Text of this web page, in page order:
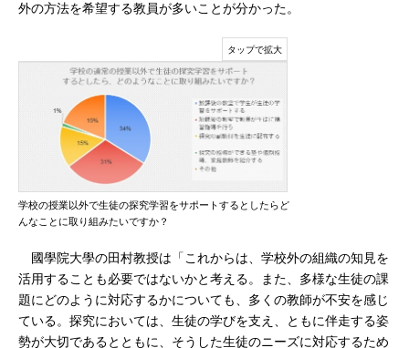
外の方法を希望する教員が多いことが分かった。
学校の授業以外で生徒の探究学習をサポートするとしたらど
んなことに取り組みたいですか？
國學院大學の田村教授は「これからは、学校外の組織の知見を
活用することも必要ではないかと考える。また、多様な生徒の課
題にどのように対応するかについても、多くの教師が不安を感じ
ている。探究においては、生徒の学びを支え、ともに伴走する姿
勢が大切であるとともに、そうした生徒のニーズに対応するため